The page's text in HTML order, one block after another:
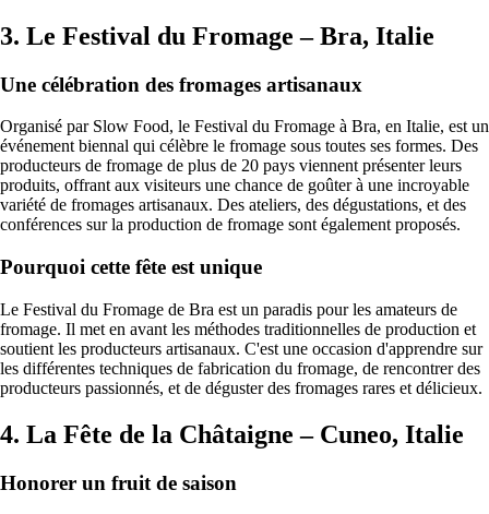
3. Le Festival du Fromage – Bra, Italie
Une célébration des fromages artisanaux
Organisé par Slow Food, le Festival du Fromage à Bra, en Italie, est un
événement biennal qui célèbre le fromage sous toutes ses formes. Des
producteurs de fromage de plus de 20 pays viennent présenter leurs
produits, offrant aux visiteurs une chance de goûter à une incroyable
variété de fromages artisanaux. Des ateliers, des dégustations, et des
conférences sur la production de fromage sont également proposés.
Pourquoi cette fête est unique
Le Festival du Fromage de Bra est un paradis pour les amateurs de
fromage. Il met en avant les méthodes traditionnelles de production et
soutient les producteurs artisanaux. C'est une occasion d'apprendre sur
les différentes techniques de fabrication du fromage, de rencontrer des
producteurs passionnés, et de déguster des fromages rares et délicieux.
4. La Fête de la Châtaigne – Cuneo, Italie
Honorer un fruit de saison